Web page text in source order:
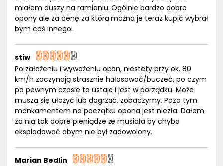
miałem duszy na ramieniu. Ogólnie bardzo dobre
opony ale za cenę za którą można je teraz kupić wybrał
bym coś innego.
stiw
Po założeniu i wyważeniu opon, niestety przy ok. 80
km/h zaczynają strasznie hałasować/buczeć, po czym
po pewnym czasie to ustaje i jest w porządku. Może
muszą się ułożyć lub dogrzać, zobaczymy. Poza tym
mankamentem na początku opona jest niezła. Dałem
za nią tak dobre pieniądze że musiała by chyba
eksplodować abym nie był zadowolony.
Marian Bedlin